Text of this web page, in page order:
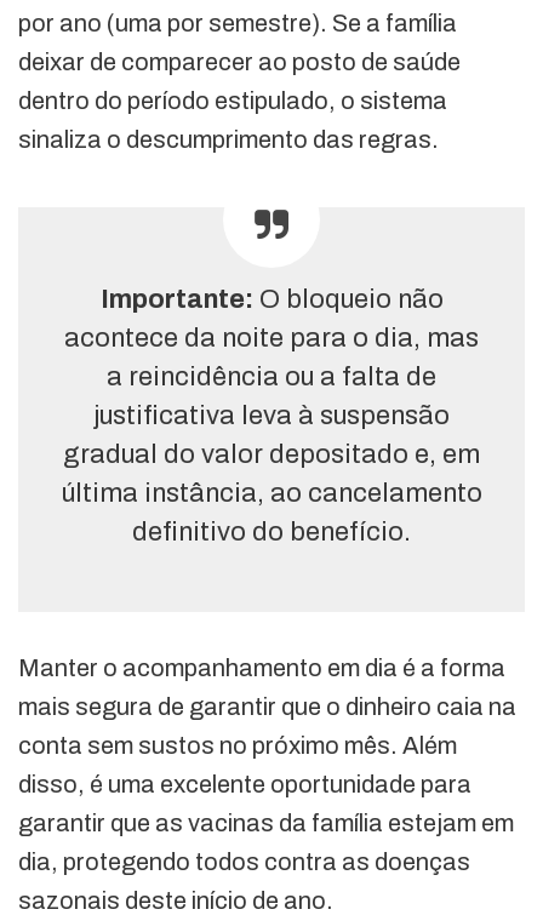
por ano (uma por semestre). Se a família
deixar de comparecer ao posto de saúde
dentro do período estipulado, o sistema
sinaliza o descumprimento das regras.
Importante: O bloqueio não
acontece da noite para o dia, mas
a reincidência ou a falta de
justificativa leva à suspensão
gradual do valor depositado e, em
última instância, ao cancelamento
definitivo do benefício.
Manter o acompanhamento em dia é a forma
mais segura de garantir que o dinheiro caia na
conta sem sustos no próximo mês. Além
disso, é uma excelente oportunidade para
garantir que as vacinas da família estejam em
dia, protegendo todos contra as doenças
sazonais deste início de ano.